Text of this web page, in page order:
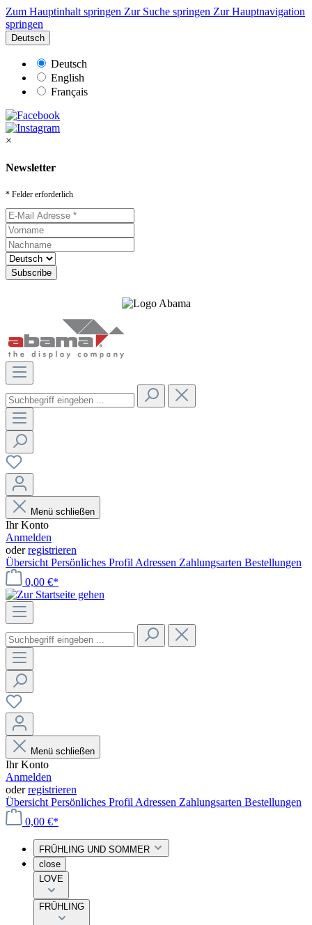
Zum Hauptinhalt springen Zur Suche springen Zur Hauptnavigation
springen
Deutsch
Deutsch
English
Français
×
Newsletter
* Felder erforderlich
Menü schließen
Ihr Konto
Anmelden
oderregistrieren
Übersicht Persönliches Profil Adressen Zahlungsarten Bestellungen
0,00 €*
Menü schließen
Ihr Konto
Anmelden
oderregistrieren
Übersicht Persönliches Profil Adressen Zahlungsarten Bestellungen
0,00 €*
FRÜHLING UND SOMMER
close
LOVE
FRÜHLING